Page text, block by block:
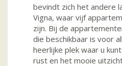
bevindt zich het andere
Vigna, waar vijf
zijn. Bij de
die beschikbaar is voor
heerlijke plek waar u
rust en het mooie